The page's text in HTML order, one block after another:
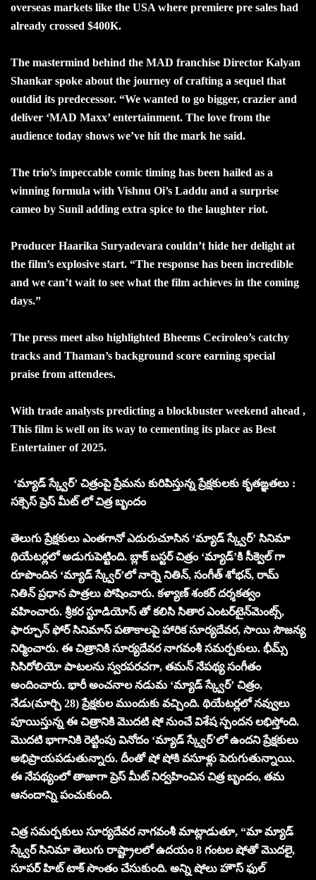
overseas markets like the USA where premiere pre sales had
already crossed $400K.
The mastermind behind the MAD franchise Director Kalyan
Shankar spoke about the journey of crafting a sequel that
outdid its predecessor. “We wanted to go bigger, crazier and
deliver ‘MAD Maxx’ entertainment. The love from the
audience today shows we’ve hit the mark he said.
The trio’s impeccable comic timing has been hailed as a
winning formula with Vishnu Oi’s Laddu and a surprise
cameo by Sunil adding extra spice to the laughter riot.
Producer Haarika Suryadevara couldn’t hide her delight at
the film’s explosive start. “The response has been incredible
and we can’t wait to see what the film achieves in the coming
days.”
The press meet also highlighted Bheems Ceciroleo’s catchy
tracks and Thaman’s background score earning special
praise from attendees.
With trade analysts predicting a blockbuster weekend ahead ,
This film is well on its way to cementing its place as Best
Entertainer of 2025.
‘మ్యాడ్ స్క్వేర్’ చిత్రంపై ప్రేమను కురిపిస్తున్న ప్రేక్షకులకు కృతఙ్ఞతలు :
సక్సెస్ ప్రెస్ మీట్ లో చిత్ర బృందం
తెలుగు ప్రేక్షకులు ఎంతగానో ఎదురుచూసిన ‘మ్యాడ్ స్క్వేర్’ సినిమా
థియేటర్లలో అడుగుపెట్టింది. బ్లాక్ బస్టర్ చిత్రం ‘మ్యాడ్’కి సీక్వెల్ గా
రూపొందిన ‘మ్యాడ్ స్క్వేర్’లో నార్నె నితిన్, సంగీత్ శోభన్, రామ్
నితిన్‌ ప్రధాన పాత్రలు పోషించారు. కళ్యాణ్ శంకర్ దర్శకత్వం
వహించారు. శ్రీకర స్టూడియోస్ తో కలిసి సితార ఎంటర్‌టైన్‌మెంట్స్,
ఫార్చూన్ ఫోర్ సినిమాస్ పతాకాలపై హారిక సూర్యదేవర, సాయి సౌజన్య
నిర్మించారు. ఈ చిత్రానికి సూర్యదేవర నాగవంశీ సమర్పకులు. భీమ్స్
సిసిరోలియో పాటలను స్వరపరచగా, తమన్ నేపథ్య సంగీతం
అందించారు. భారీ అంచనాల నడుమ ‘మ్యాడ్ స్క్వేర్’ చిత్రం,
నేడు(మార్చి 28) ప్రేక్షకుల ముందుకు వచ్చింది. థియేటర్లలో నవ్వులు
పూయిస్తున్న ఈ చిత్రానికి మొదటి షో నుంచే విశేష స్పందన లభిస్తోంది.
మొదటి భాగానికి రెట్టింపు వినోదం ‘మ్యాడ్ స్క్వేర్’లో ఉందని ప్రేక్షకులు
అభిప్రాయపడుతున్నారు. దీంతో షో షోకి వసూళ్లు పెరుగుతున్నాయి.
ఈ నేపథ్యంలో తాజాగా ప్రెస్ మీట్ నిర్వహించిన చిత్ర బృందం, తమ
ఆనందాన్ని పంచుకుంది.
చిత్ర సమర్పకులు సూర్యదేవర నాగవంశీ మాట్లాడుతూ, “మా మ్యాడ్
స్క్వేర్ సినిమా తెలుగు రాష్ట్రాలలో ఉదయం 8 గంటల షోతో మొదలై,
సూపర్ హిట్ టాక్ సొంతం చేసుకుంది. అన్ని షోలు హౌస్ ఫుల్